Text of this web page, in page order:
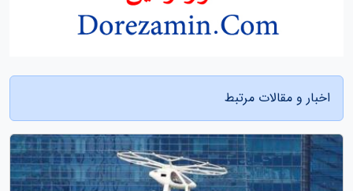
اخبار و مقالات مرتبط